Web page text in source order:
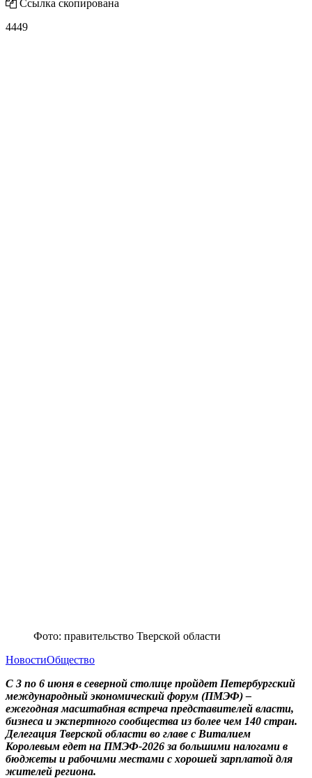
Ссылка скопирована
4449
Фото: правительство Тверской области
НовостиОбщество
С 3 по 6 июня в северной столице пройдет Петербургский
международный экономический форум (ПМЭФ) –
ежегодная масштабная встреча представителей власти,
бизнеса и экспертного сообщества из более чем 140 стран.
Делегация Тверской области во главе с Виталием
Королевым едет на ПМЭФ-2026 за большими налогами в
бюджеты и рабочими местами с хорошей зарплатой для
жителей региона.